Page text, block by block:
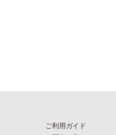
ご利用ガイド